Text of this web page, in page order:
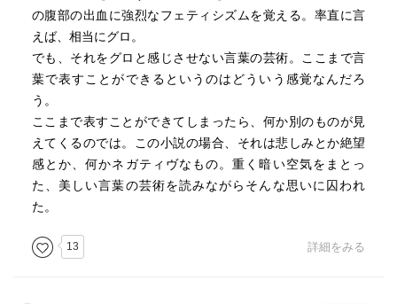
な文章を日本語に移し替える際に、理想的な文体だと思っ
た。本書を翻訳書と想定して読んだ場合、非常に文章は巧
い。ここは参考にできそう。
敗戦前後の様子にまつわる明晰な描写は文字通りリアルで
それから、前半3分の２はカットしたい気持ちだけど、終盤
になってようやく動きが出てくる。ここもようやく、小説
の腹部の出血に強烈なフェティシズムを覚える。率直に言
えば、相当にグロ。
でも、それをグロと感じさせない言葉の芸術。ここまで言
葉で表すことができるというのはどういう感覚なんだろ
う。
ここまで表すことができてしまったら、何か別のものが見
えてくるのでは。この小説の場合、それは悲しみとか絶望
感とか、何かネガティヴなもの。重く暗い空気をまとっ
た、美しい言葉の芸術を読みながらそんな思いに囚われ
た。
13 詳細をみる